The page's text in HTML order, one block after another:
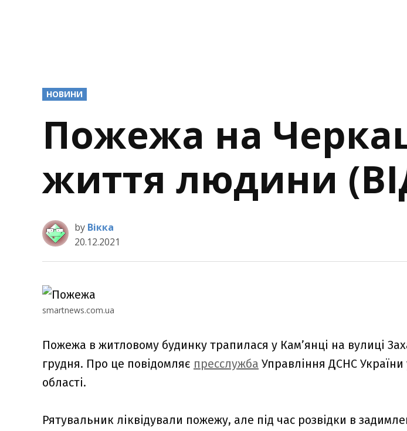
POSTED
IN
НОВИНИ
Пожежа на
життя людини
by Вікка
20.12.2021
smartnews.com.ua
Пожежа в житловому будинку трапилася у Кам’янці на вулиці
грудня. Про це повідомляє пресслужба Управління ДСНС України
області.
Рятувальник ліквідували пожежу, але під час розвідки в